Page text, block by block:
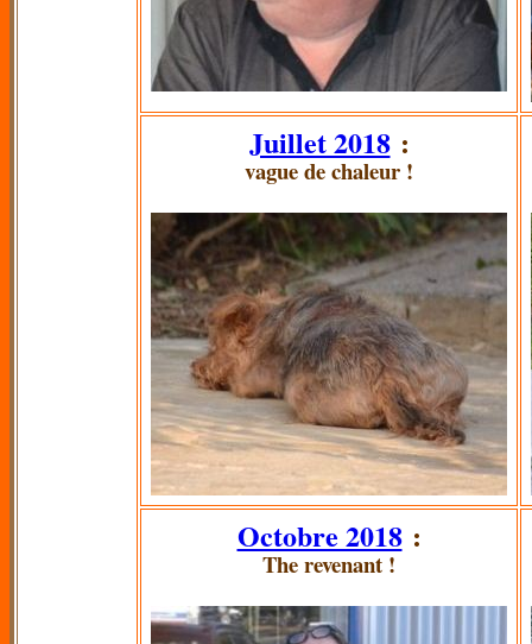
Juillet 2018:
vague de chaleur !
Octobre 2018:
The revenant !